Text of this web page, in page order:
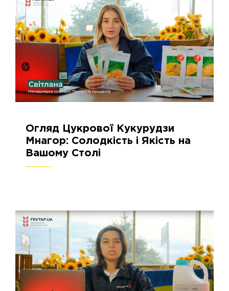
2718 29.05.2024
Огляд Цукрової Кукурудзи
Мнагор: Солодкість і Якість на
Вашому Столі